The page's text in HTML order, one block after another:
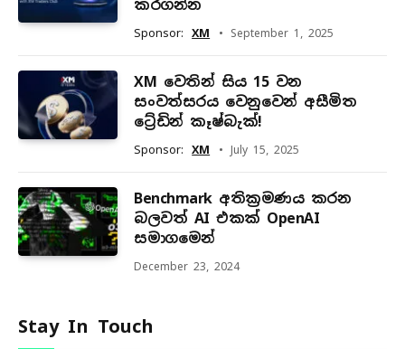
කරගන්න
Sponsor: XM September 1, 2025
XM වෙතින් සිය 15 වන
සංවත්සරය වෙනුවෙන් අසීමිත
ට්‍රේඩින් කෑෂ්බැක්!
Sponsor: XM July 15, 2025
Benchmark අතික්‍රමණය කරන
බලවත් AI එකක් OpenAI
සමාගමෙන්
December 23, 2024
Stay In Touch